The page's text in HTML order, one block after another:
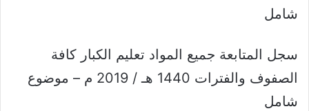
شامل
سجل المتابعة جميع المواد تعليم الكبار كافة
الصفوف والفترات 1440 هـ / 2019 م – موضوع
شامل